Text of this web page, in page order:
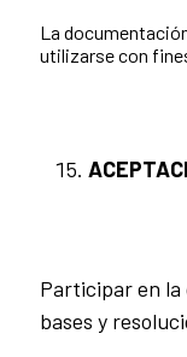
La
utilizarse con
Participar en
bases y